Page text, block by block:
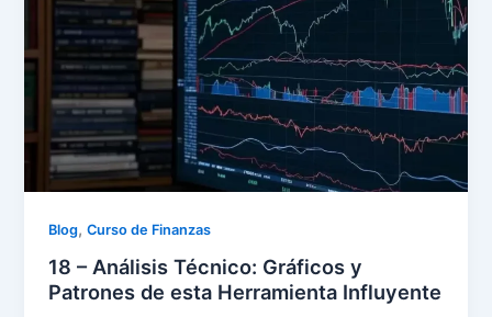
Blog,Curso de Finanzas
18 – Análisis Técnico: Gráficos y
Patrones de esta Herramienta Influyente